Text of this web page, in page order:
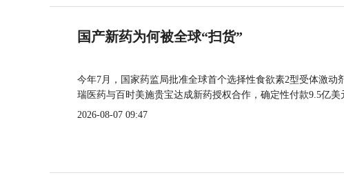
国产新药为何被全球“扫货”
今年7月，国家药监局批准全球首个选择性食欲素2型受体激
瑞医药与百时美施贵宝达成新药授权合作，确定性付款9.5亿
2026-08-07 09:47